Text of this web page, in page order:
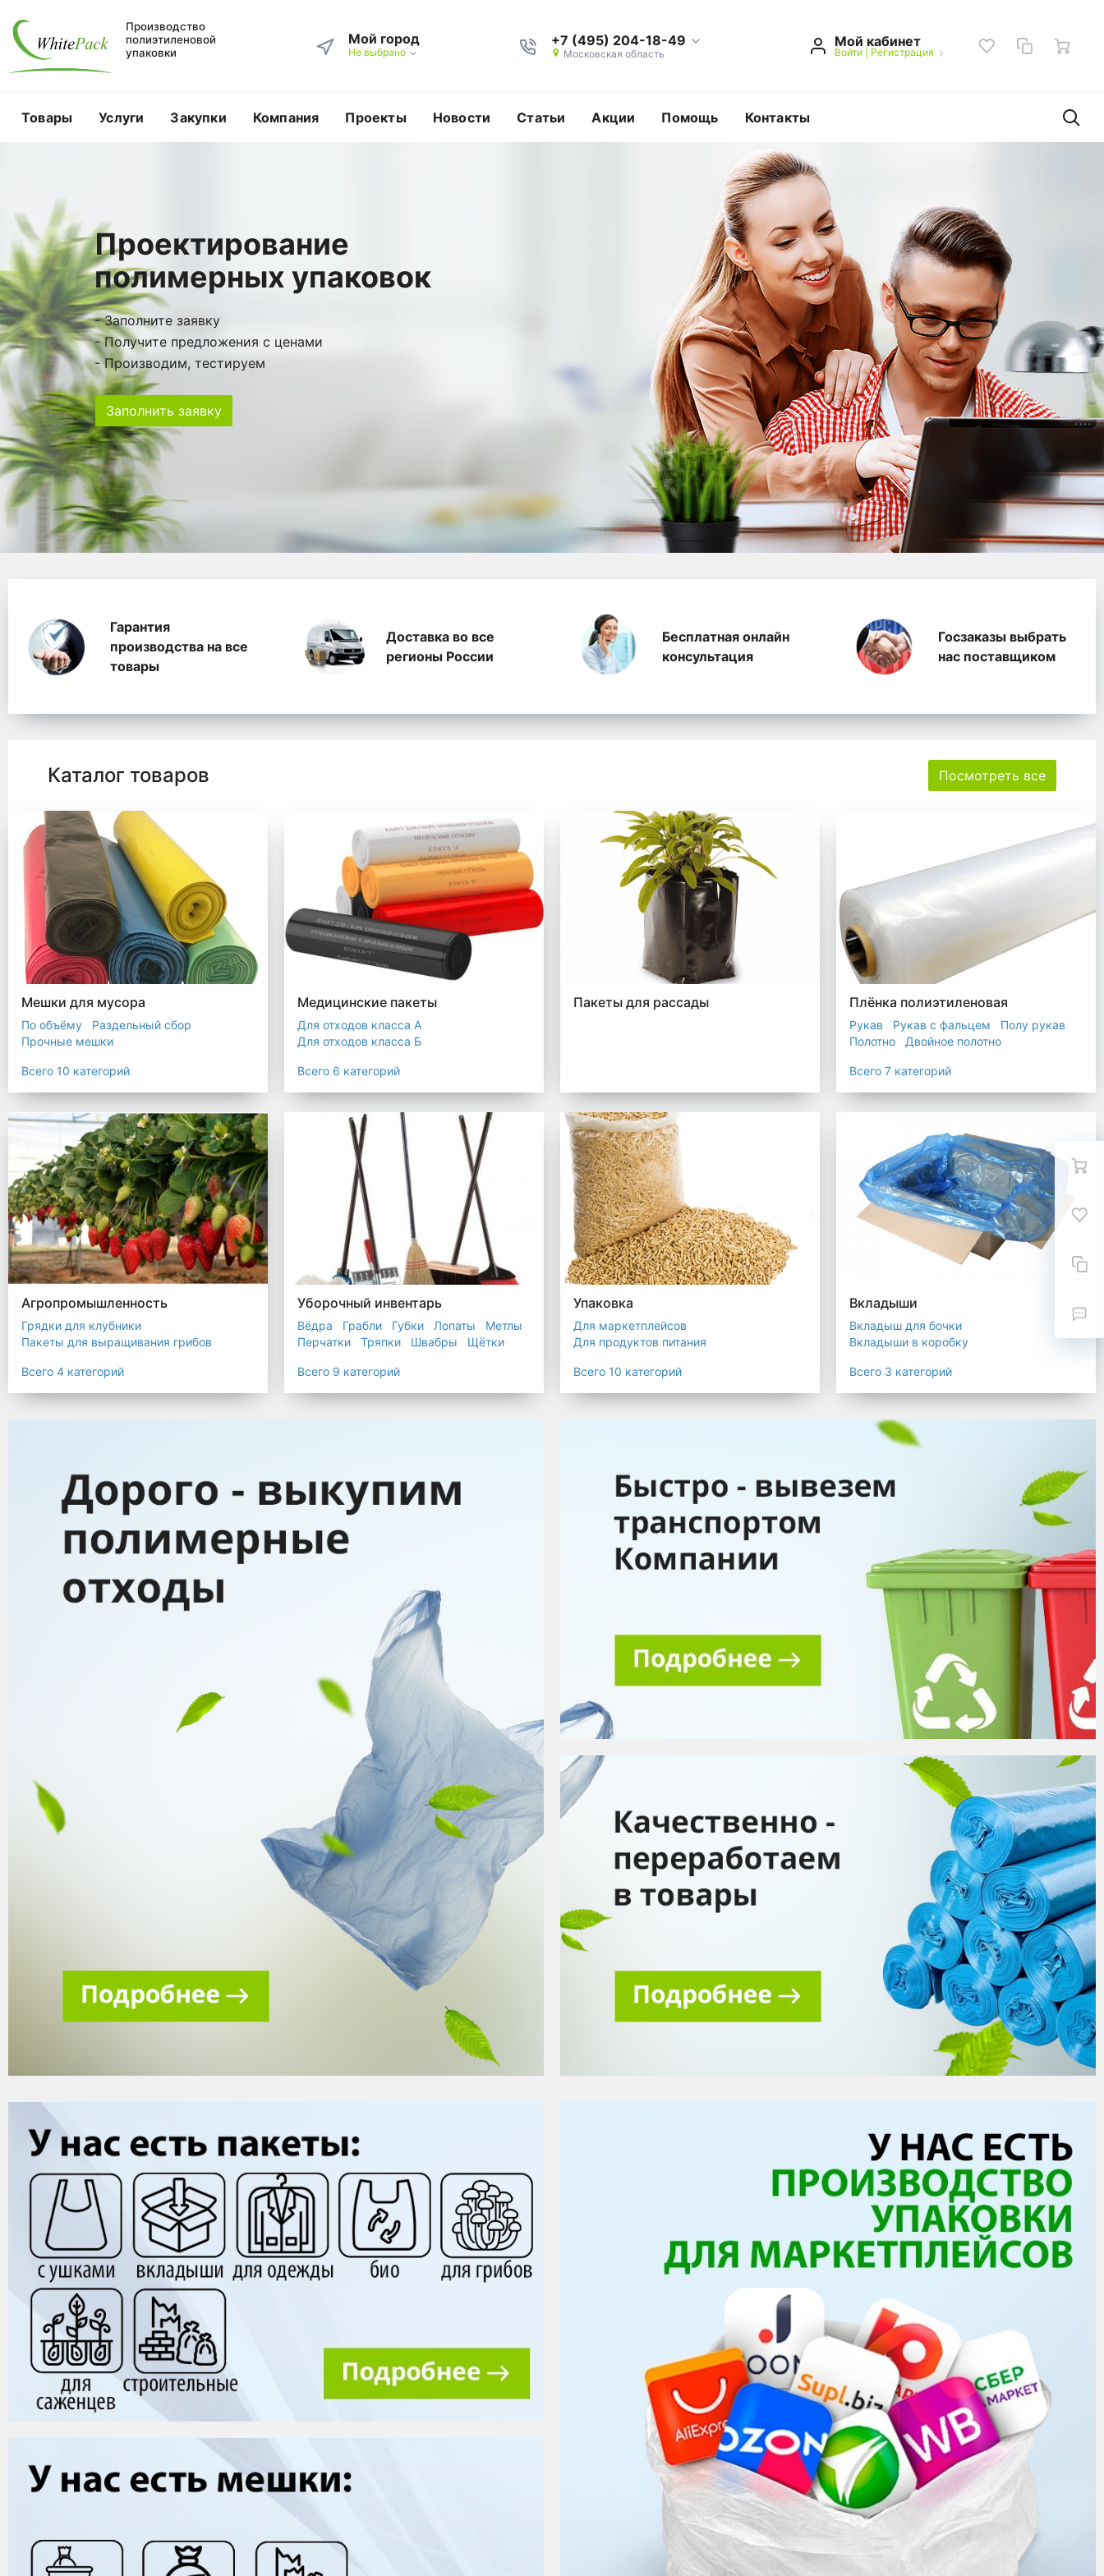
Производство
полиэтиленовой
упаковки
Мой город
Не выбрано
+7 (495) 204-18-49
Московская область
Мой кабинет
Войти| Регистрация
Товары Услуги Закупки Компания Проекты Новости Статьи Акции Помощь Контакты
Проектирование
полимерных упаковок
- Заполните заявку
- Получите предложения с ценами
- Производим, тестируем
Заполнить заявку
WhitePack переработка полиэтилена, производство полимерных
Гарантия
производства на все
товары
Доставка во все
регионы России
Бесплатная онлайн
консультация
Госзаказы выбрать
нас поставщиком
Каталог товаров Посмотреть все
Мешки для мусора
По объёму
Раздельный сбор
Прочные мешки
Мешки для евроконтейнера
Мешки с ушками
Прозрачные мешки
Мешки строительные
Мешок для листьев
Всего 10 категорий
Медицинские пакеты
Для отходов класса А
Для отходов класса Б
Для отходов класса Г
Для отходов класса Д
Всего 6 категорий
Пакеты для рассады Плёнка полиэтиленовая
Рукав Рукав с фальцем
Полу рукав
Полотно
Двойное полотно
Всего 7 категорий
Агропромышленность
Грядки для клубники
Пакеты для выращивания грибов
Мульчирующая пленка
Всего 4 категорий
Уборочный инвентарь
Вёдра Грабли Губки Лопаты
Метлы
Перчатки
Тряпки Швабры Щётки
Всего 9 категорий
Упаковка
Для маркетплейсов
Для продуктов питания
Для сыпучих товаров
Мешки
Пакеты
Пленка
Всего 10 категорий
Вкладыши
Вкладыш для бочки
Вкладыши в коробку
Всего 3 категорий